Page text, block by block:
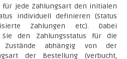
für jede Zahlungsart den initialen
individuell definieren (Status
Zahlungen etc). Dabei
den Zahlungsstatus für die
Zustände abhängig von der
der Bestellung (verbucht,